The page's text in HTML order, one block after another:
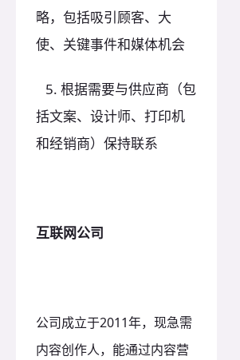
略，包括吸引顾客、大
使、关键事件和媒体机会
5. 根据需要与供应商（包
括文案、设计师、打印机
和经销商）保持联系
互联网公司
公司成立于2011年，现急需
内容创作人，能通过内容营